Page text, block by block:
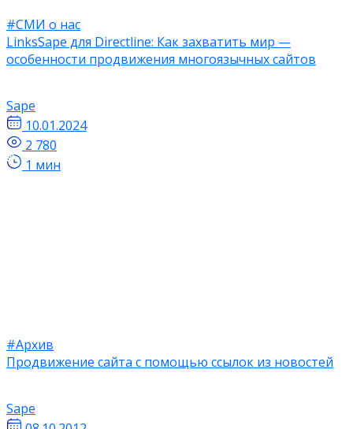
#СМИ о нас
LinksSape для Directline: Как захватить мир —
особенности продвижения многоязычных сайтов
Sape
10.01.2024
2 780
1 мин
#Архив
Продвижение сайта с помощью ссылок из новостей
Sape